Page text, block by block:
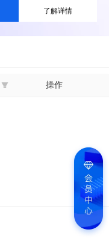
了解详情
操作